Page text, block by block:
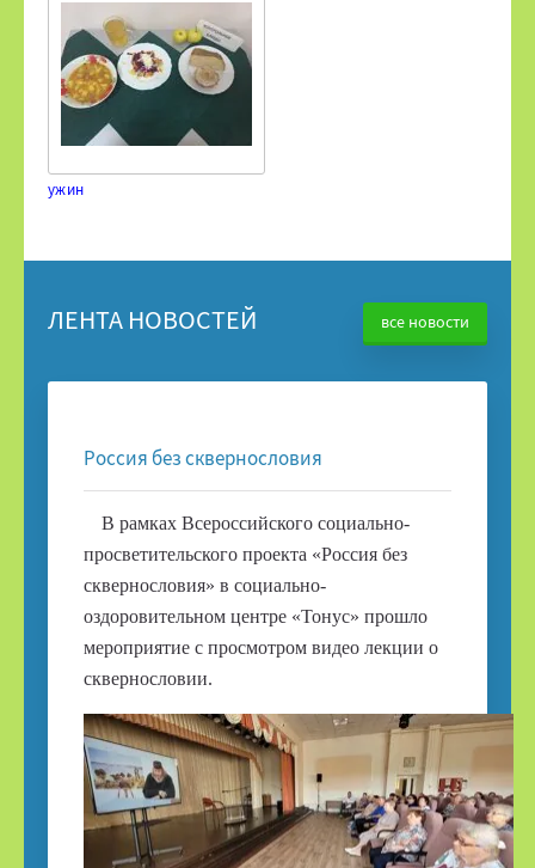
ужин
ЛЕНТА НОВОСТЕЙ все новости
Россия без сквернословия
В рамках Всероссийского социально-
просветительского проекта «Россия без
сквернословия» в социально-
оздоровительном центре «Тонус» прошло
мероприятие с просмотром видео лекции о
сквернословии.